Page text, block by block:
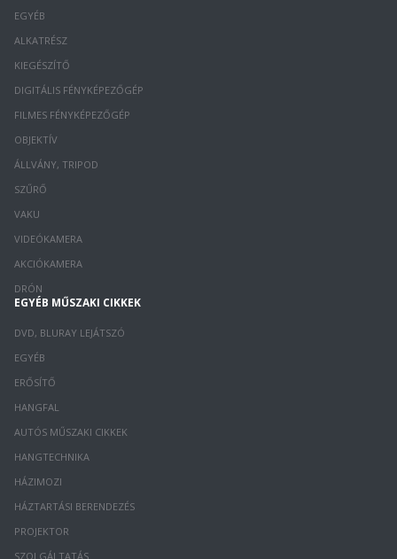
EGYÉB
ALKATRÉSZ
KIEGÉSZÍTŐ
DIGITÁLIS FÉNYKÉPEZŐGÉP
FILMES FÉNYKÉPEZŐGÉP
OBJEKTÍV
ÁLLVÁNY, TRIPOD
SZŰRŐ
VAKU
VIDEÓKAMERA
AKCIÓKAMERA
DRÓN
EGYÉB MŰSZAKI CIKKEK
DVD, BLURAY LEJÁTSZÓ
EGYÉB
ERŐSÍTŐ
HANGFAL
AUTÓS MŰSZAKI CIKKEK
HANGTECHNIKA
HÁZIMOZI
HÁZTARTÁSI BERENDEZÉS
PROJEKTOR
SZOLGÁLTATÁS